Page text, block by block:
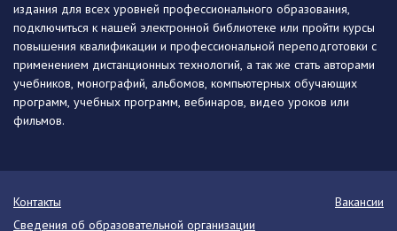
издания для всех уровней профессионального образования,
подключиться к нашей электронной библиотеке или пройти курсы
повышения квалификации и профессиональной переподготовки с
применением дистанционных технологий, а так же стать авторами
учебников, монографий, альбомов, компьютерных обучающих
программ, учебных программ, вебинаров, видео уроков или
фильмов.
Контакты
Вакансии
Сведения об образовательной организации